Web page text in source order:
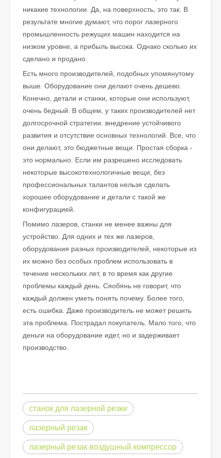
Хороший ли это выбор? Насколько сильна лазерная сварка?
Лазерная сварка произвела революцию в современном
Что такое лазерная резка? Наука среза
Что такое лазерная резка? Наука о срезе По своей сути
никакие технологии. Да, на поверхность, это так. В
результате многие думают, что порог лазерного
промышленность режущих машин находится на
низком уровне, а прибыль высока. Однако сколько их
сделано и продано.
Есть много производителей, подобных упомянутому
выше. Оборудование они делают очень дешево.
Конечно, детали и станки, которые они используют,
очень бедный. В общем, у таких производителей нет
долгосрочной стратегии. внедрение устойчивого
развития и отсутствие основных технологий. Все, что
они делают, это бюджетные вещи. Простая сборка -
это нормально. Если им разрешено исследовать
некоторые высокотехнологичные вещи, без
профессиональных талантов нельзя сделать
хорошее оборудование и детали с такой же
конфигурацией.
Помимо лазеров, станки не менее важны для
устройство. Для одних и тех же лазеров,
оборудования разных производителей, некоторые из
их можно без особых проблем использовать в
течение нескольких лет, в то время как другие
проблемы каждый день. Сяобянь не говорит, что
каждый должен уметь понять почему. Более того,
есть ошибка. Даже производитель не может решить
эта проблема. Пострадал покупатель. Мало того, что
деньги на оборудование идет, но и задерживает
производство.
станок для лазерной резки
лазерный резак
лазерный резак воздушный компрессор